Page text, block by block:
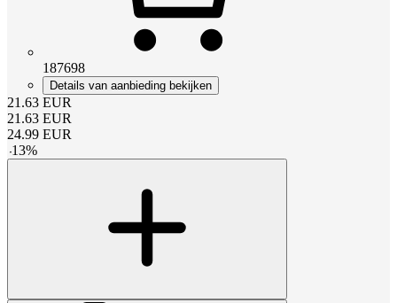
187698
Details van aanbieding bekijken
21.63 EUR
21.63 EUR
24.99 EUR
-13%